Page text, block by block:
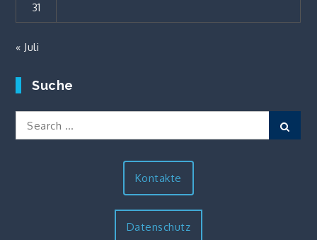
31
« Juli
Suche
Search
for:
Kontakte
Datenschutz